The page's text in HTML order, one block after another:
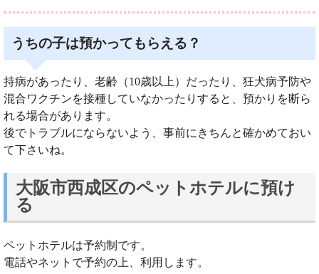
うちの子は預かってもらえる？
持病があったり、老齢（10歳以上）だったり、狂犬病予防や
混合ワクチンを接種していなかったりすると、預かりを断ら
れる場合があります。
後でトラブルにならないよう、事前にきちんと確かめておい
て下さいね。
大阪市西成区のペットホテルに預け
る
ペットホテルは予約制です。
電話やネットで予約の上、利用します。